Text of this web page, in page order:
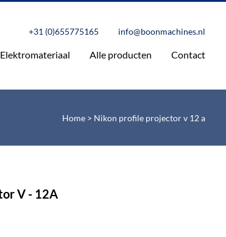
+31 (0)655775165 info@boonmachines.nl
Elektromateriaal Alle producten Contact
Home > Nikon profile projector v 12 a
V - 12A